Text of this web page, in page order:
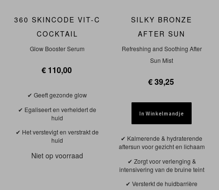
360 SKINCODE VIT-C
COCKTAIL
Glow Booster Serum
€ 110,00
Geeft gezonde glow
Egaliseert en verheldert de
huid
Het verstevigt en verstrakt de
huid
Niet op voorraad
SILKY BRONZE
AFTER SUN
Refreshing and Soothing After
Sun Mist
€ 39,25
In Winkelmandje
Kalmerende & hydraterende
aftersun voor gezicht en lichaam
Zorgt voor verlenging &
intensivering van de bruine teint
Versterkt de huidbarrière